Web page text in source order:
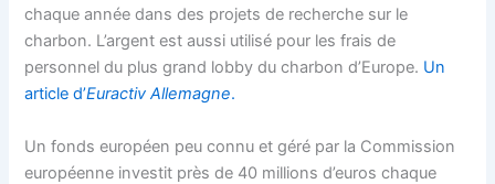
chaque année dans des projets de recherche sur le
charbon. L’argent est aussi utilisé pour les frais de
personnel du plus grand lobby du charbon d’Europe. Un
article d’Euractiv Allemagne.
Un fonds européen peu connu et géré par la Commission
européenne investit près de 40 millions d’euros chaque